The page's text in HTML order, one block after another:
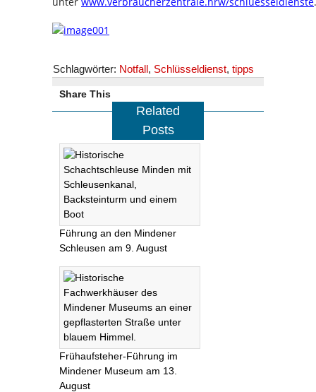
Schlagwörter: Notfall, Schlüsseldienst, tipps
Share This
Related
Posts
Führung an den Mindener
Schleusen am 9. August
Frühaufsteher-Führung im
Mindener Museum am 13.
August